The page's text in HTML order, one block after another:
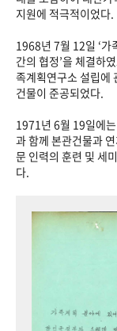
성과 50선 숫자
세계와 함께 한
VR 역사관
지원에 적극적이었다.
1968년 7월 12일 ‘가
간의 협정’을 체결하
족계획연구소 설립에
건물이 준공되었다.
1971년 6월 19일에
과 함께 본관건물과
문 인력의 훈련 및 세
다.